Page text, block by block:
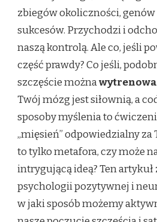
zbiegów okoliczności,
sukcesów. Przychodzi i
naszą kontrolą. Ale co, jeśli
część prawdy? Co jeśli,
szczęście można
Twój mózg jest siłownią, a
sposoby myślenia to
„mięsień” odpowiedzialny za
to tylko metafora, czy może
intrygującą ideą? Ten
psychologii pozytywnej i
w jaki sposób możemy